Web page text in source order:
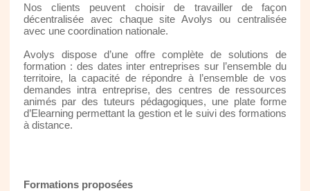
Nos clients peuvent choisir de travailler de façon
décentralisée avec chaque site Avolys ou centralisée
avec une coordination nationale.
Avolys dispose d’une offre complète de solutions de
formation : des dates inter entreprises sur l’ensemble du
territoire, la capacité de répondre à l’ensemble de vos
demandes intra entreprise, des centres de ressources
animés par des tuteurs pédagogiques, une plate forme
d’Elearning permettant la gestion et le suivi des formations
à distance.
Formations proposées